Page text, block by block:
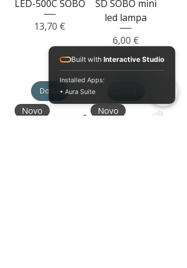
LED-500C SOBO
Cijena
13,70 €
Dodaj
SD SOBO mini
led lampa
Cijena
6,00 €
4W9W
Novo Novo
Built with Interactive Studio
Installed Apps:
• Aura Suite